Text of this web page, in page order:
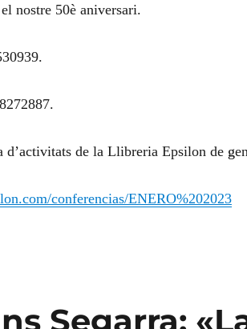
nostre 50è aniversari.
d’activitats de la Llibreria Epsilon de g
conferencias/ENERO%202023
Segarra: